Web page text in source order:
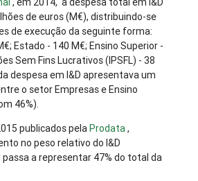
de euros (M€), distribuindo-se
de execução da seguinte forma:
Estado - 140 M€; Ensino Superior -
Sem Fins Lucrativos (IPSFL) - 38
despesa em I&D apresentava um
o setor Empresas e Ensino
46%).
publicados pela Prodata,
no peso relativo do I&D
passa a representar 47% do total da